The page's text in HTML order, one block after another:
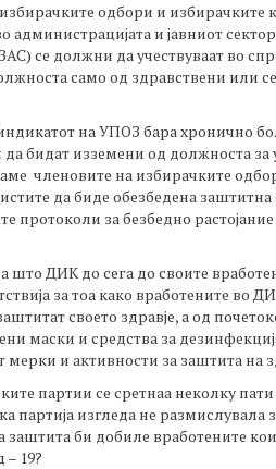
одбори и избирачките
администрацијата и јавниот
се должни да учествуваат во
само од здравствени или
на УПОЗ бара хронично
бидат изземени од должноста
членовите на избирачките
да биде обезбедена
протоколи за безбедно
што ДИК до сега до своите
за тоа како вработените во
своето здравје, а од
маски и средства за
мерки и активности за заштита на
партии се сретнаа неколку
партија изгледа не размислувала
заштита би добиле вработените
– 19?